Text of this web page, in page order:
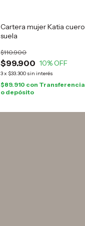
Cartera mujer Katia cuero
suela
$99.900
$110.900
10% OFF
3x $33.300 sin interés
$89.910 con Transferencia
o depósito